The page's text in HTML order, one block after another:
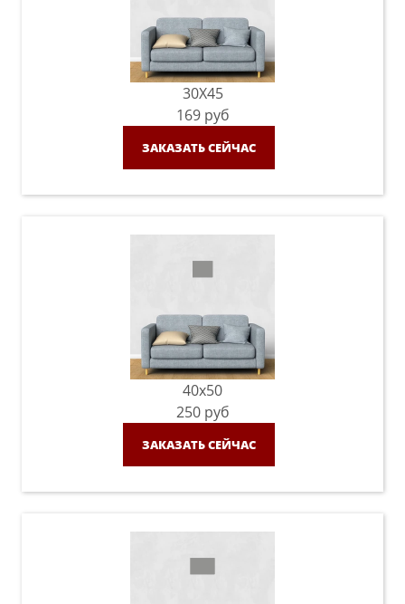
30X45
169 руб
ЗАКАЗАТЬ СЕЙЧАС
40x50
250 руб
ЗАКАЗАТЬ СЕЙЧАС